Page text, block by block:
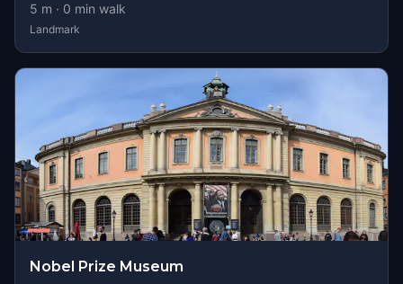
5 m · 0 min walk
Landmark
Nobel Prize Museum